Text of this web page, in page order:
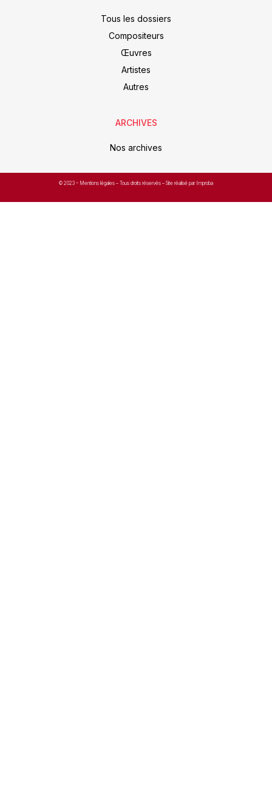
Tous les dossiers
Compositeurs
Œuvres
Artistes
Autres
ARCHIVES
Nos archives
© 2023 – Mentions légales – Tous droits réservés – Site réalisé par Improba